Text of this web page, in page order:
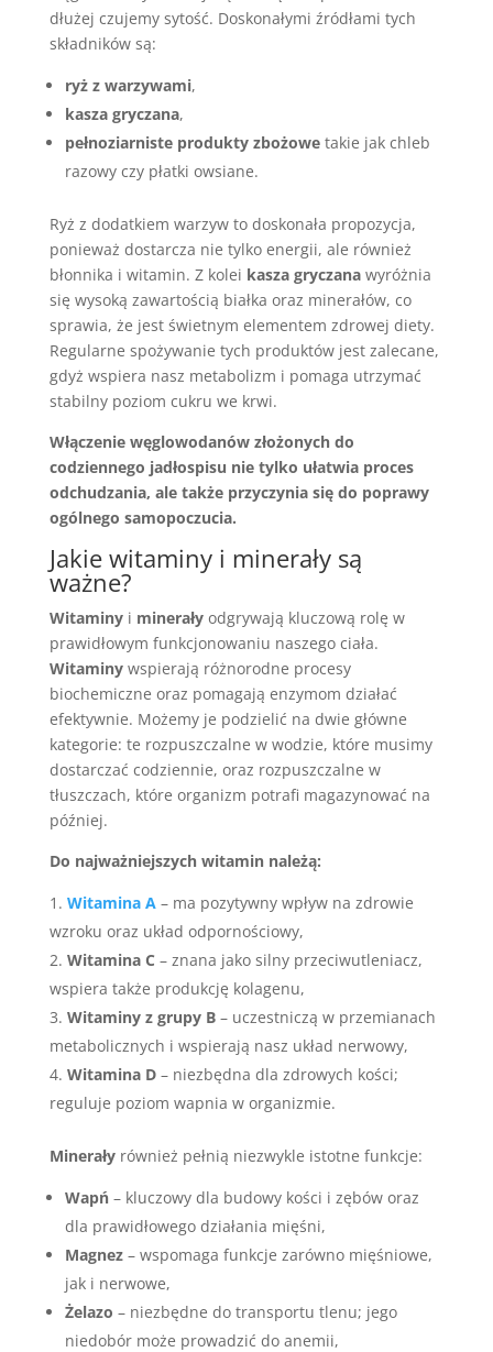
dłużej czujemy sytość. Doskonałymi źródłami tych
składników są:
ryż z warzywami,
kasza gryczana,
pełnoziarniste produkty zbożowetakie jak chleb
razowy czy płatki owsiane.
Ryż z dodatkiem warzyw to doskonała propozycja,
ponieważ dostarcza nie tylko energii, ale również
błonnika i witamin. Z kolei kasza gryczanawyróżnia
się wysoką zawartością białka oraz minerałów, co
sprawia, że jest świetnym elementem zdrowej diety.
Regularne spożywanie tych produktów jest zalecane,
gdyż wspiera nasz metabolizm i pomaga utrzymać
stabilny poziom cukru we krwi.
Włączenie węglowodanów złożonych do
codziennego jadłospisu nie tylko ułatwia proces
odchudzania, ale także przyczynia się do poprawy
ogólnego samopoczucia.
Jakie witaminy i minerały są
ważne?
Witaminyi minerałyodgrywają kluczową rolę w
prawidłowym funkcjonowaniu naszego ciała.
Witaminywspierają różnorodne procesy
biochemiczne oraz pomagają enzymom działać
efektywnie. Możemy je podzielić na dwie główne
kategorie: te rozpuszczalne w wodzie, które musimy
dostarczać codziennie, oraz rozpuszczalne w
tłuszczach, które organizm potrafi magazynować na
później.
Do najważniejszych witamin należą:
Witamina A– ma pozytywny wpływ na zdrowie
wzroku oraz układ odpornościowy,
Witamina C – znana jako silny przeciwutleniacz,
wspiera także produkcję kolagenu,
Witaminy z grupy B– uczestniczą w przemianach
metabolicznych i wspierają nasz układ nerwowy,
Witamina D– niezbędna dla zdrowych kości;
reguluje poziom wapnia w organizmie.
Minerałyrównież pełnią niezwykle istotne funkcje:
Wapń– kluczowy dla budowy kości i zębów oraz
dla prawidłowego działania mięśni,
Magnez– wspomaga funkcje zarówno mięśniowe,
jak i nerwowe,
Żelazo – niezbędne do transportu tlenu; jego
niedobór może prowadzić do anemii,